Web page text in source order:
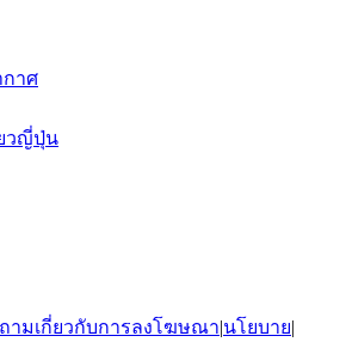
กาศ
วญี่ปุ่น
ามเกี่ยวกับการลงโฆษณา|นโยบาย|